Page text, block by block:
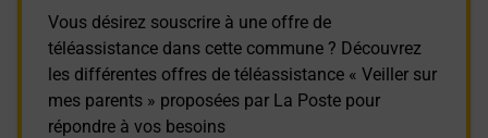
Vous désirez souscrire à une offre de
téléassistance dans cette commune ? Découvrez
les différentes offres de téléassistance « Veiller sur
mes parents » proposées par La Poste pour
répondre à vos besoins